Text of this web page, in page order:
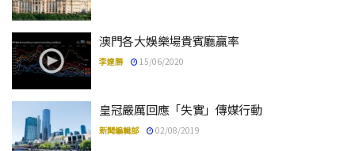
澳門各大娛樂場貴賓廳贏率
李達勝 15/06/2020
皇冠嚴厲回應「失實」傳媒行動
新聞編輯部 02/08/2019